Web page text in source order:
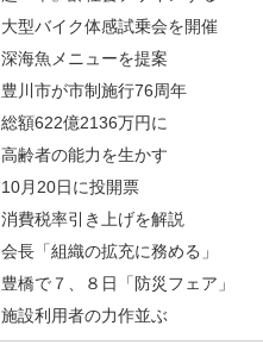
大型バイク体感試乗会を開催
深海魚メニューを提案
豊川市が市制施行76周年
総額622億2136万円に
高齢者の能力を生かす
10月20日に投開票
消費税率引き上げを解説
会長「組織の拡充に務める」
豊橋で７、８日「防災フェア」
施設利用者の力作並ぶ